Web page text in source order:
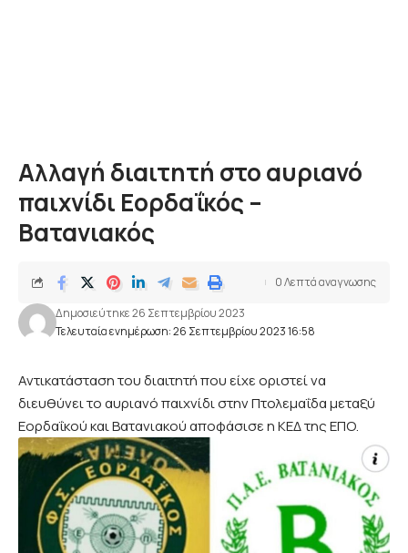
Αλλαγή διαιτητή στο αυριανό
παιχνίδι Εορδαΐκός –
Βατανιακός
Τελευταία ενημέρωση: 26 Σεπτεμβρίου 2023 16:58
Δημοσιεύτηκε 26 Σεπτεμβρίου 2023
0 Λεπτά αναγνωσης
Αντικατάσταση του διαιτητή που είχε οριστεί να
διευθύνει το αυριανό παιχνίδι στην Πτολεμαΐδα μεταξύ
Εορδαΐκού και Βατανιακού αποφάσισε η ΚΕΔ της ΕΠΟ.